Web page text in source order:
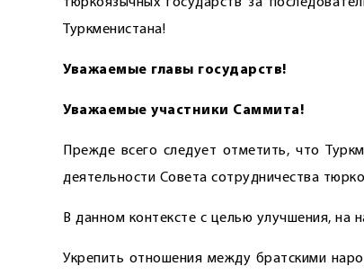
Туркменистана!
Уважаемые главы государств!
Уважаемые участники Саммита!
Прежде всего следует отметить, что
деятельности Совета сотрудничества
В данном контексте с целью улучшения, на
Укрепить отношения между братскими